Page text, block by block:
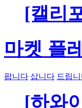
[캘리
마켓 플
팝니다 삽니다 드립
[하와